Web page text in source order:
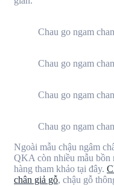
Chau go ngam
Chau go ngam
Chau go ngam
Chau go ngam
Ngoài mẫu chậu ngâm
QKA còn nhiều mẫu bồn
hàng tham khảo tại đây.
chân giả gỗ, chậu gỗ